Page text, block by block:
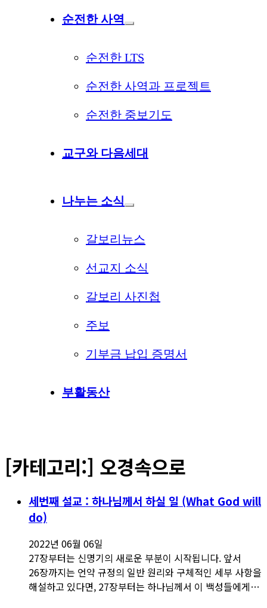
순전한 사역
순전한 LTS
순전한 사역과 프로젝트
순전한 중보기도
교구와 다음세대
나누는 소식
갈보리뉴스
선교지 소식
갈보리 사진첩
주보
기부금 납입 증명서
부활동산
[카테고리:] 오경속으로
세번째 설교 : 하나님께서 하실 일 (What God will
do)
2022년 06월 06일
27장부터는 신명기의 새로운 부분이 시작됩니다. 앞서
26장까지는 언약 규정의 일반 원리와 구체적인 세부 사항을
해설하고 있다면, 27장부터는 하나님께서 이 백성들에게…